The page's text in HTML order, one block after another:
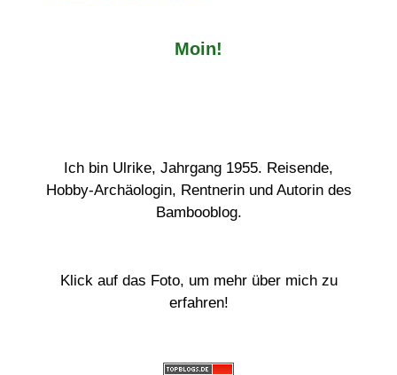
Moin!
Ich bin Ulrike, Jahrgang 1955. Reisende,
Hobby-Archäologin, Rentnerin und Autorin des
Bambooblog.
Klick auf das Foto, um mehr über mich zu
erfahren!